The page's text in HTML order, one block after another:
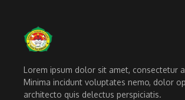
Lorem ipsum dolor sit amet, consectetur
Minima incidunt voluptates nemo, dolor
architecto quis delectus perspiciatis.